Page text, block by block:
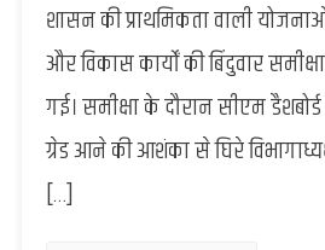
डाटा
में
ढिलाई
बरपे
शासन की प्राथमिकता वाली
और विकास कार्यों की बिंदुवार
गई। समीक्षा के दौरान सीएम डैशबोर्ड
ग्रेड आने की आशंका से घिरे
[…]